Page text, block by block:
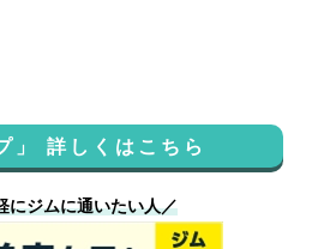
」 詳しくはこちら
にジムに通いたい人／